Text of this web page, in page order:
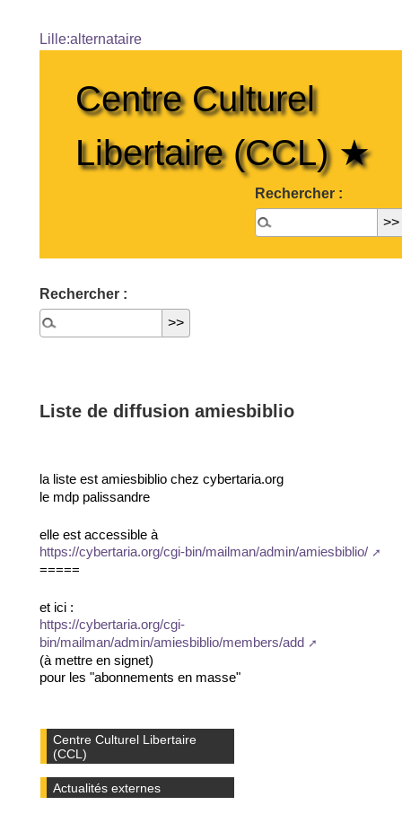
Lille:alternataire
Centre Culturel
Libertaire (CCL) ★
Rechercher :
Rechercher :
Liste de diffusion amiesbiblio
la liste est amiesbiblio chez cybertaria.org
le mdp palissandre
elle est accessible à
https://cybertaria.org/cgi-bin/mailman/admin/amiesbiblio/
=====
et ici :
https://cybertaria.org/cgi-
bin/mailman/admin/amiesbiblio/members/add
(à mettre en signet)
pour les "abonnements en masse"
Centre Culturel Libertaire
(CCL)
Actualités externes